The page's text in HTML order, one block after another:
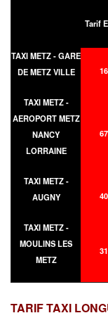
Tarif
TAXI METZ - GARE
DE METZ VILLE
TAXI METZ -
AEROPORT METZ
NANCY
LORRAINE
TAXI METZ -
AUGNY
TAXI METZ -
MOULINS LES
METZ
TARIF TAXI